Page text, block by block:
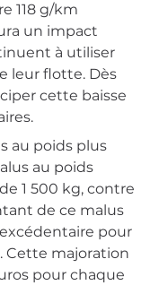
118 g/km
un impact
à utiliser
leur flotte. Dès
cette baisse
au poids plus
au poids
1 500 kg, contre
de ce malus
pour
Cette majoration
pour chaque